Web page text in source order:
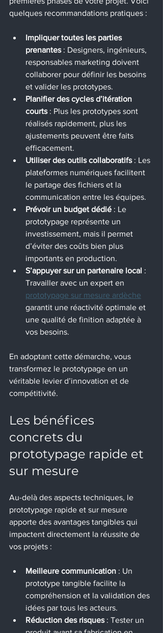
quelques recommandations pratiques :
Impliquer toutes les parties
prenantes : Designers, ingénieurs,
responsables marketing doivent
collaborer pour définir les besoins
et valider les prototypes.
Planifier des cycles d’itération
courts : Plus les prototypes sont
réalisés rapidement, plus les
ajustements peuvent être faits
efficacement.
Utiliser des outils collaboratifs : Les
plateformes numériques facilitent
le partage des fichiers et la
communication entre les équipes.
Prévoir un budget dédié : Le
prototypage représente un
investissement, mais il permet
d’éviter des coûts bien plus
importants en production.
S’appuyer sur un partenaire local :
Travailler avec un expert en
prototypage sur mesure ardèche
garantit une réactivité optimale et
une qualité de finition adaptée à
vos besoins.
En adoptant cette démarche, vous
transformez le prototypage en un
véritable levier d’innovation et de
compétitivité.
Les bénéfices
concrets du
prototypage rapide et
sur mesure
Au-delà des aspects techniques, le
prototypage rapide et sur mesure
apporte des avantages tangibles qui
impactent directement la réussite de
vos projets :
Meilleure communication : Un
prototype tangible facilite la
compréhension et la validation des
idées par tous les acteurs.
Réduction des risques : Tester un